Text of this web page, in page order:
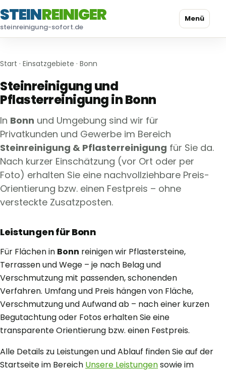
STEINREINIGER
steinreinigung-sofort.de
Menü
Start · Einsatzgebiete · Bonn
Steinreinigung und
Pflasterreinigung in Bonn
In Bonn und Umgebung sind wir für
Privatkunden und Gewerbe im Bereich
Steinreinigung & Pflasterreinigung für Sie da.
Nach kurzer Einschätzung (vor Ort oder per
Foto) erhalten Sie eine nachvollziehbare Preis-
Orientierung bzw. einen Festpreis – ohne
versteckte Zusatzposten.
Leistungen für Bonn
Für Flächen in Bonn reinigen wir Pflastersteine,
Terrassen und Wege – je nach Belag und
Verschmutzung mit passenden, schonenden
Verfahren. Umfang und Preis hängen von Fläche,
Verschmutzung und Aufwand ab – nach einer kurzen
Begutachtung oder Fotos erhalten Sie eine
transparente Orientierung bzw. einen Festpreis.
Alle Details zu Leistungen und Ablauf finden Sie auf der
Startseite im Bereich Unsere Leistungensowie im